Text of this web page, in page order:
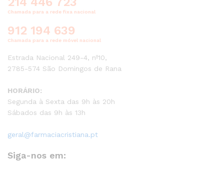
Chamada para a rede fixa nacional
912 194 639
Chamada para a rede móvel nacional
Estrada Nacional 249-4, nº10,
2785-574 São Domingos de Rana
HORÁRIO:
Segunda à Sexta das 9h às 20h
Sábados das 9h às 13h
geral@farmaciacristiana.pt
Siga-nos em: